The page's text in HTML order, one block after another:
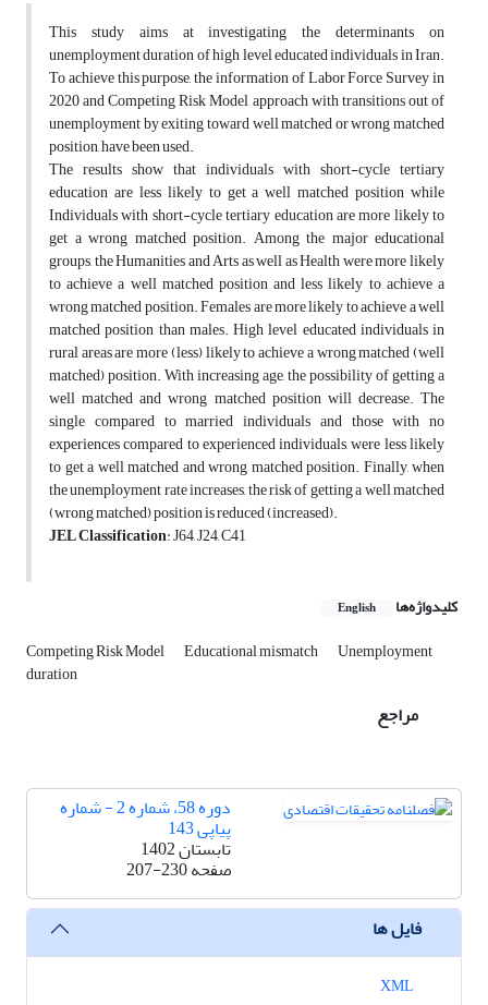
This study aims at investigating the determinants on
unemployment duration of high level educated individuals in Iran.
To achieve this purpose, the information of Labor Force Survey in
2020 and Competing Risk Model approach with transitions out of
unemployment by exiting toward well matched or wrong matched
position, have been used.
The results show that individuals with short-cycle tertiary
education are less likely to get a well matched position while
Individuals with short-cycle tertiary education are more likely to
get a wrong matched position. Among the major educational
groups, the Humanities and Arts as well as Health were more likely
to achieve a well matched position and less likely to achieve a
wrong matched position. Females are more likely to achieve a well
matched position than males. High level educated individuals in
rural areas are more (less) likely to achieve a wrong matched (well
matched) position. With increasing age, the possibility of getting a
well matched and wrong matched position will decrease. The
single compared to married individuals and those with no
experiences compared to experienced individuals, were less likely
to get a well matched and wrong matched position. Finally, when
the unemployment rate increases, the risk of getting a well matched
(wrong matched) position is reduced (increased).
JEL Classification: J64, J24, C41
کلیدواژه‌ها English
Competing Risk Model Educational mismatch Unemployment
duration
مراجع
دوره 58، شماره 2 - شماره
پیاپی 143
تابستان 1402
صفحه207-230
فایل ها